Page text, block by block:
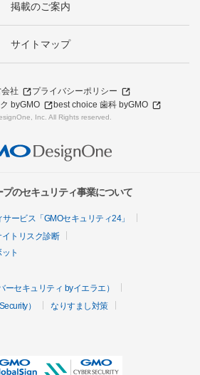
掲載のご案内
サイトマップ
社
プライバシーポリシー
byGMO
best choice 歯科 byGMO
Inc. All Rights reserved.
のセキュリティ事業について
ービス「GMOセキュリティ24」
イトリスク診断
ト
セキュリティ byイエラエ）
）
なりすまし対策